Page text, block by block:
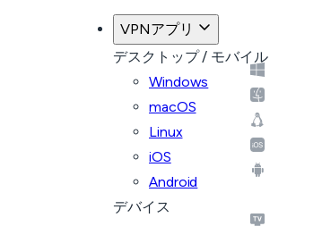
VPNアプリ
デスクトップ / モバイル
Windows
macOS
Linux
iOS
Android
デバイス